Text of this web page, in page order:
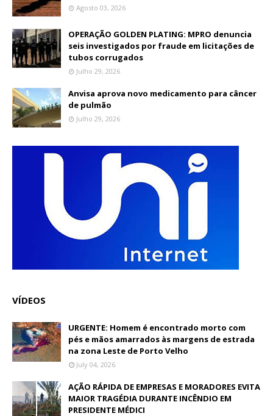
Agosto 03, 2026
OPERAÇÃO GOLDEN PLATING: MPRO denuncia
seis investigados por fraude em licitações de
tubos corrugados
Julho 29, 2026
Anvisa aprova novo medicamento para câncer
de pulmão
Julho 29, 2026
VÍDEOS
URGENTE: Homem é encontrado morto com
pés e mãos amarrados às margens de estrada
na zona Leste de Porto Velho
July 04, 2026
AÇÃO RÁPIDA DE EMPRESAS E MORADORES EVITA
MAIOR TRAGÉDIA DURANTE INCÊNDIO EM
PRESIDENTE MÉDICI